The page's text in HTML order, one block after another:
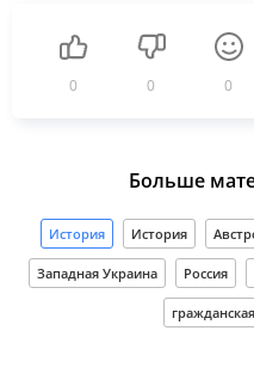
0 0 0
Больше
История История
Западная Украина Россия